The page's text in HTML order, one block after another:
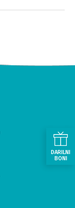
DARILNI
BONI